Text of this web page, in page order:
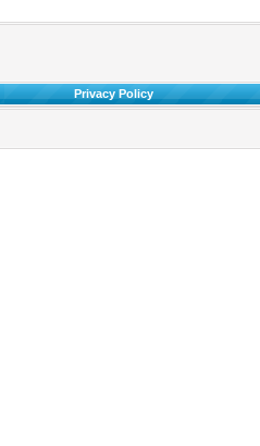
Privacy Policy